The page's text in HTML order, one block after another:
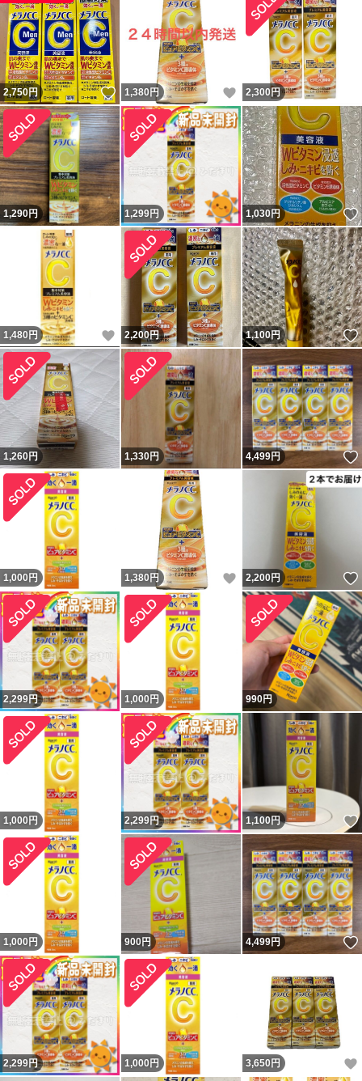
2,750円 いいね！
1,380 円 いいね！
2,300円
1,290円 1,299円 1,030円
1,480 円 いいね！
2,200円 1,100円
1,260円 1,330円 4,499円
1,000 円 1,380 円 いいね！
2,200円
2,299円 1,000 円 990円
1,000 円 2,299円 1,100円
1,000 円 900円 4,499円
2,299円 1,000 円 3,650 円